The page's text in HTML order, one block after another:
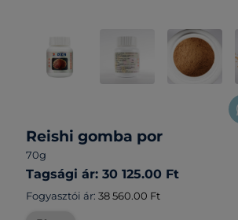
Reishi gomba por
70g
Tagsági ár: 30 125.00 Ft
Fogyasztói ár: 38 560.00 Ft